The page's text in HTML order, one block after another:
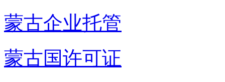
蒙古企业托管
蒙古国许可证